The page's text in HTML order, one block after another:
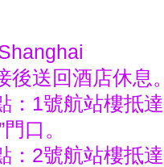
後送回酒店休息
：1號航站樓抵
口。
：2號航站樓抵